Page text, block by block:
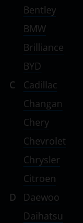
Bentley
BMW
Brilliance
BYD
C
Cadillac
Changan
Chery
Chevrolet
Chrysler
Citroen
D
Daewoo
Daihatsu